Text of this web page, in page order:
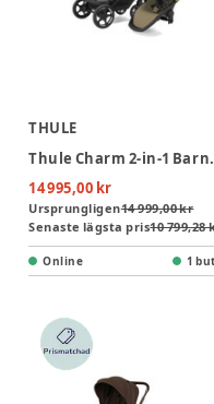
THULE
Thule
14 995,00 kr
Ursprungligen14 999,00 kr
Senaste lägsta pris10 799,28
Online 1